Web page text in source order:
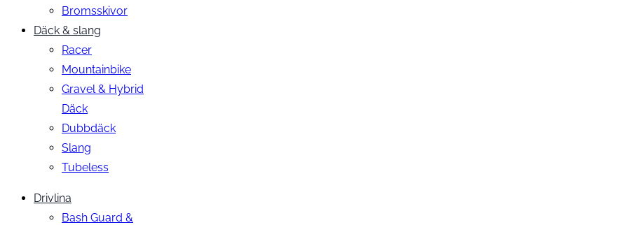
Bromsskivor
Däck & slang
Racer
Mountainbike
Gravel & Hybrid
Däck
Dubbdäck
Slang
Tubeless
Drivlina
Bash Guard &